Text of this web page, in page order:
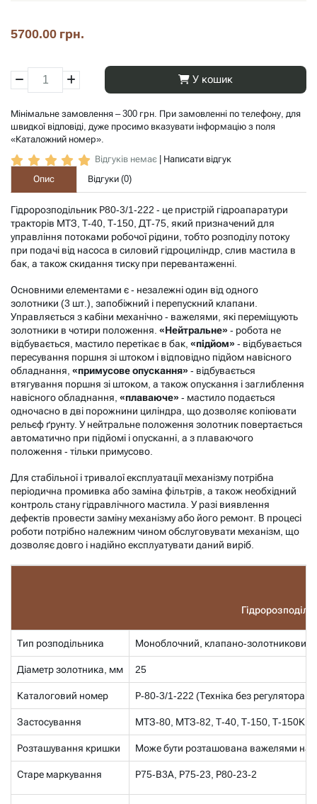
5700.00 грн.
У кошик
Мінімальне замовлення – 300 грн. При замовленні по телефону, для
швидкої відповіді, дуже просимо вказувати інформацію з поля
«Каталожний номер».
Відгуків немає
Написати відгук
Опис
Відгуки (0)
Гідророзподільник Р80-3/1-222 - це пристрій гідроапаратури
тракторів МТЗ, Т-40, Т-150, ДТ-75, який призначений для
управління потоками робочої рідини, тобто розподілу потоку
при подачі від насоса в силовий гідроциліндр, слив мастила в
бак, а також скидання тиску при перевантаженні.
Основними елементами є - незалежні один від одного
золотники (3 шт.), запобіжний і перепускний клапани.
Управляється з кабіни механічно - важелями, які переміщують
золотники в чотири положення. «Нейтральне»- робота не
відбувається, мастило перетікає в бак, «підйом»- відбувається
пересування поршня зі штоком і відповідно підйом навісного
обладнання, «примусове опускання»- відбувається
втягування поршня зі штоком, а також опускання і заглиблення
навісного обладнання, «плаваюче»- мастило подається
одночасно в дві порожнини циліндра, що дозволяє копіювати
рельєф ґрунту. У нейтральне положення золотник повертається
автоматично при підйомі і опусканні, а з плаваючого
положення - тільки примусово.
Для стабільної і тривалої експлуатації механізму потрібна
періодична промивка або заміна фільтрів, а також необхідний
контроль стану гідравлічного мастила. У разі виявлення
дефектів провести заміну механізму або його ремонт. В процесі
роботи потрібно належним чином обслуговувати механізм, що
дозволяє довго і надійно експлуатувати даний виріб.
Тип розподільника Моноблочний, клапано-золотниковий
Діаметр золотника, мм 25
Каталоговий номер Р-80-3/1-222 (Техніка без регулятора
Застосування МТЗ-80, МТЗ-82, Т-40, Т-150, Т-150К,
Розташування кришки Може бути розташована важелями на
Старе маркування Р75-В3А, Р75-23, Р80-23-2